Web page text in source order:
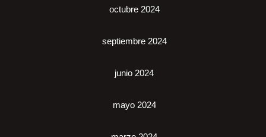
octubre 2024
septiembre 2024
junio 2024
mayo 2024